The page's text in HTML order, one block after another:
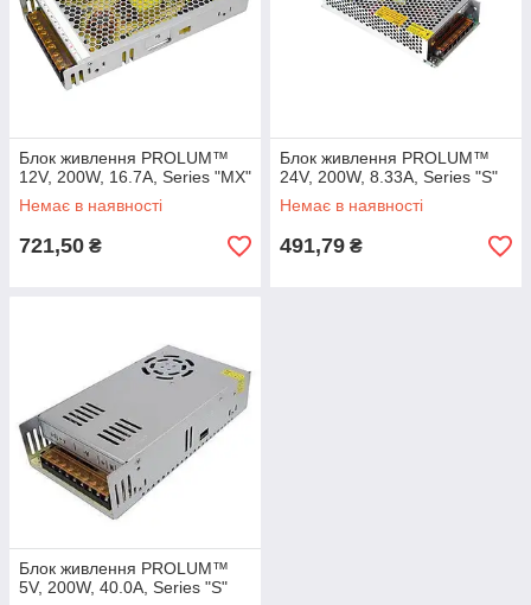
Блок живлення PROLUM™
12V, 200W, 16.7А, Series "MX"
Немає в наявності
721,50 ₴
Блок живлення PROLUM™
24V, 200W, 8.33А, Series "S"
Немає в наявності
491,79 ₴
Блок живлення PROLUM™
5V, 200W, 40.0А, Series "S"